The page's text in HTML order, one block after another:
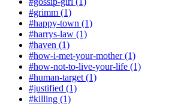
#grimm (1)
#happy-town (1)
#harrys-law (1)
#haven (1)
#how-i-met-your-mother (1)
#how-not-to-live-your-life (1)
#human-target (1)
#justified (1)
#killing (1)